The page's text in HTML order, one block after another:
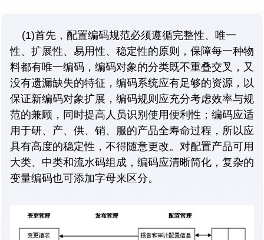
(1)首先，配置编码规范必须遵循完整性、唯一
性、扩展性、易用性、稳定性的原则，保障每一种物
料都有唯一编码，编码对象的分类既不重叠交叉，又
没有遗漏缺失的特征，编码系统应有足够的资源，以
保证新编码对象扩展，编码规则应充分考虑效率与规
范的兼顾，同时提高人员识别使用便利性；编码应适
用于研、产、供、销、服的产品全寿命过程，所以应
具有高度的稳定性，不得随意更改。对配置产品可用
大类、中类和流水码组成，编码应清晰简化，复杂的
变量编码也可添加字母来区分。